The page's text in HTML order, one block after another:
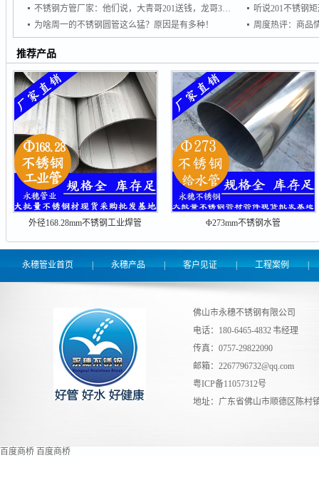
不锈钢方管厂家：他们说，大青哥201送钱，龙哥304想接单
为啥周一的不锈钢圆管这么猛？原因是有多种！
推荐产品
外径168.28mm不锈钢工业焊管 Φ273mm不锈钢水管
永穗管业首页 永穗产品 | 客户见证 | 工程案例 |
佛山市永穗不锈钢有限公司
电话：180-6465-4832 韦经理
传真：0757-29822090
邮箱：2267796732@qq.com
粤ICP备11057312号
地址：广东省佛山市顺德区陈
百度商桥 百度商桥